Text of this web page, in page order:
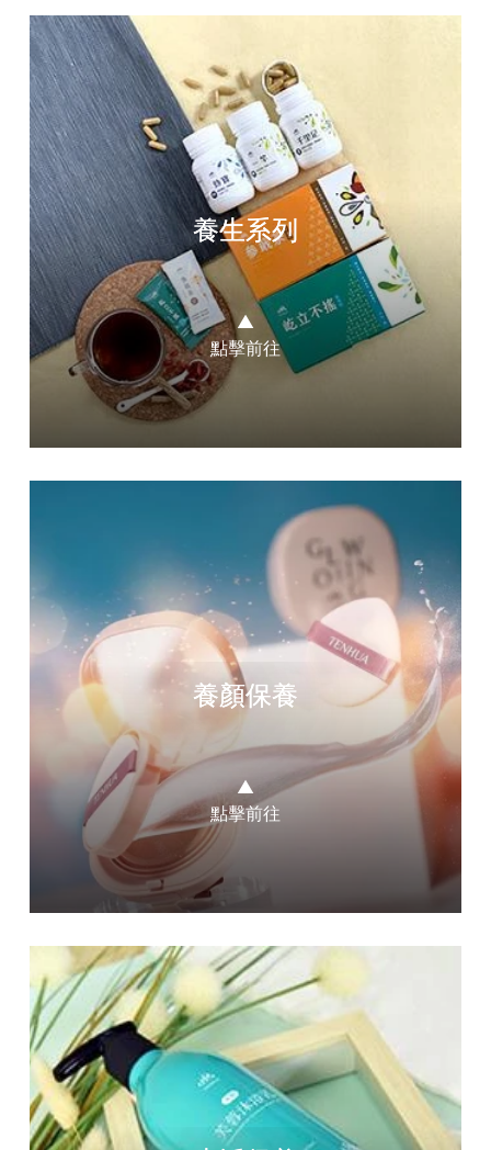
養生系列
▲
點擊前往
養顏保養
▲
點擊前往